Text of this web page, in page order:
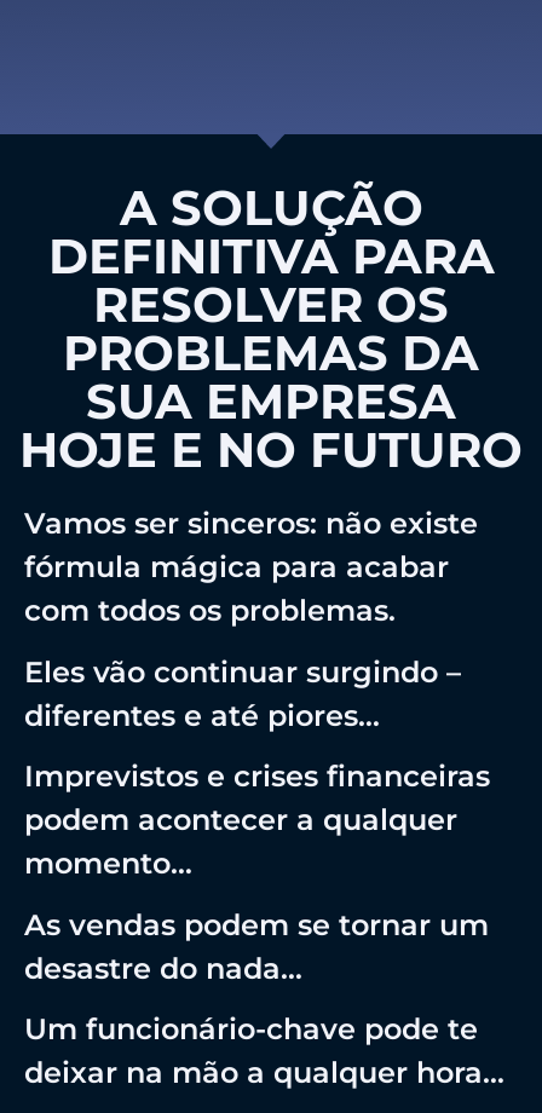
A SOLUÇÃO
DEFINITIVA PARA
RESOLVER OS
PROBLEMAS DA
SUA EMPRESA
HOJE E NO FUTURO
Vamos ser sinceros: não existe
fórmula mágica para acabar
com todos os problemas.
Eles vão continuar surgindo –
diferentes e até piores…
Imprevistos e crises financeiras
podem acontecer a qualquer
momento…
As vendas podem se tornar um
desastre do nada…
Um funcionário-chave pode te
deixar na mão a qualquer hora…